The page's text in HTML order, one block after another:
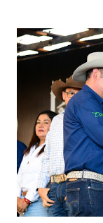
Corazón Urbano
informó que en
metros
Nieto, entre
lo que se aplicará
llevará este
Asunción,
los edificios
Norias de Paso